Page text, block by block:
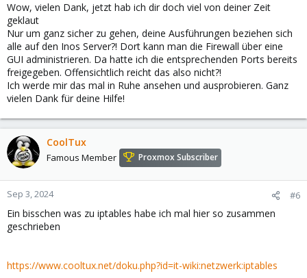
:Wow, vielen Dank, jetzt hab ich dir doch viel von deiner Zeit
geklaut
Nur um ganz sicher zu gehen, deine Ausführungen beziehen sich
alle auf den Inos Server?! Dort kann man die Firewall über eine
GUI administrieren. Da hatte ich die entsprechenden Ports bereits
freigegeben. Offensichtlich reicht das also nicht?!
Ich werde mir das mal in Ruhe ansehen und ausprobieren. Ganz
vielen Dank für deine Hilfe!
CoolTux
Famous Member Proxmox Subscriber
Sep 3, 2024 #6
Ein bisschen was zu iptables habe ich mal hier so zusammen
geschrieben
https://www.cooltux.net/doku.php?id=it-wiki:netzwerk:iptables